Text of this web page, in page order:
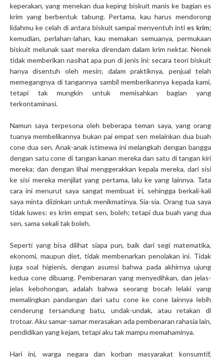
keperakan, yang menekan dua keping biskuit manis ke bagian es
krim yang berbentuk tabung. Pertama, kau harus mendorong
lidahmu ke celah di antara biskuit sampai menyentuh inties krim;
kemudian, perlahan-lahan, kau memakan semuanya, permukaan
biskuit melunak saat mereka direndam dalam krim nektar. Nenek
tidak memberikan nasihat apa pun di jenis ini: secara teori biskuit
hanya disentuh oleh mesin; dalam praktiknya, penjual telah
memegangnya di tangannya sambil memberikannya kepada kami,
tetapi tak mungkin untuk memisahkan bagian yang
terkontaminasi.
Namun saya terpesona oleh beberapa teman saya, yang orang
tuanya membelikannya bukan pai empat sen melainkan dua buah
cone dua sen. Anak-anak istimewa ini melangkah dengan bangga
dengan satu cone di tangan kanan mereka dan satu di tangan kiri
mereka; dan dengan lihai menggerakkan kepala mereka, dari sisi
ke sisi mereka menjilat yang pertama, lalu ke yang lainnya. Tata
cara ini menurut saya sangat membuat iri, sehingga berkali-kali
saya minta diizinkan untuk menikmatinya. Sia-sia. Orang tua saya
tidak luwes: es krim empat sen, boleh; tetapi dua buah yang dua
sen, sama sekali tak boleh.
Seperti yang bisa dilihat siapa pun, baik dari segi matematika,
ekonomi, maupun diet, tidak membenarkan penolakan ini. Tidak
juga soal higienis, dengan asumsi bahwa pada akhirnya ujung
kedua cone dibuang. Pembenaran yang menyedihkan, dan jelas-
jelas kebohongan, adalah bahwa seorang bocah lelaki yang
memalingkan pandangan dari satu cone ke cone lainnya lebih
cenderung tersandung batu, undak-undak, atau retakan di
trotoar. Aku samar-samar merasakan ada pembenaran rahasia lain,
pendidikan yang kejam, tetapi aku tak mampu memahaminya.
Hari ini, warga negara dan korban masyarakat konsumtif,